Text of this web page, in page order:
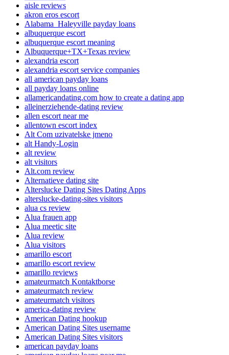
aisle reviews
akron eros escort
Alabama_Haleyville payday loans
albuquerque escort
albuquerque escort meaning
Albuquerque+TX+Texas review
alexandria escort
alexandria escort service companies
all american payday loans
all payday loans online
allamericandating.com how to create a dating app
alleinerziehende-dating review
allen escort near me
allentown escort index
Alt Com uzivatelske jmeno
alt Handy-Login
alt review
alt visitors
Alt.com review
Alternatieve dating site
Alterslucke Dating Sites Dating Apps
alterslucke-dating-sites visitors
alua cs review
Alua frauen app
Alua meetic site
Alua review
Alua visitors
amarillo escort
amarillo escort review
amarillo reviews
amateurmatch Kontaktborse
amateurmatch review
amateurmatch visitors
america-dating review
American Dating hookup
American Dating Sites username
American Dating Sites visitors
american payday loans